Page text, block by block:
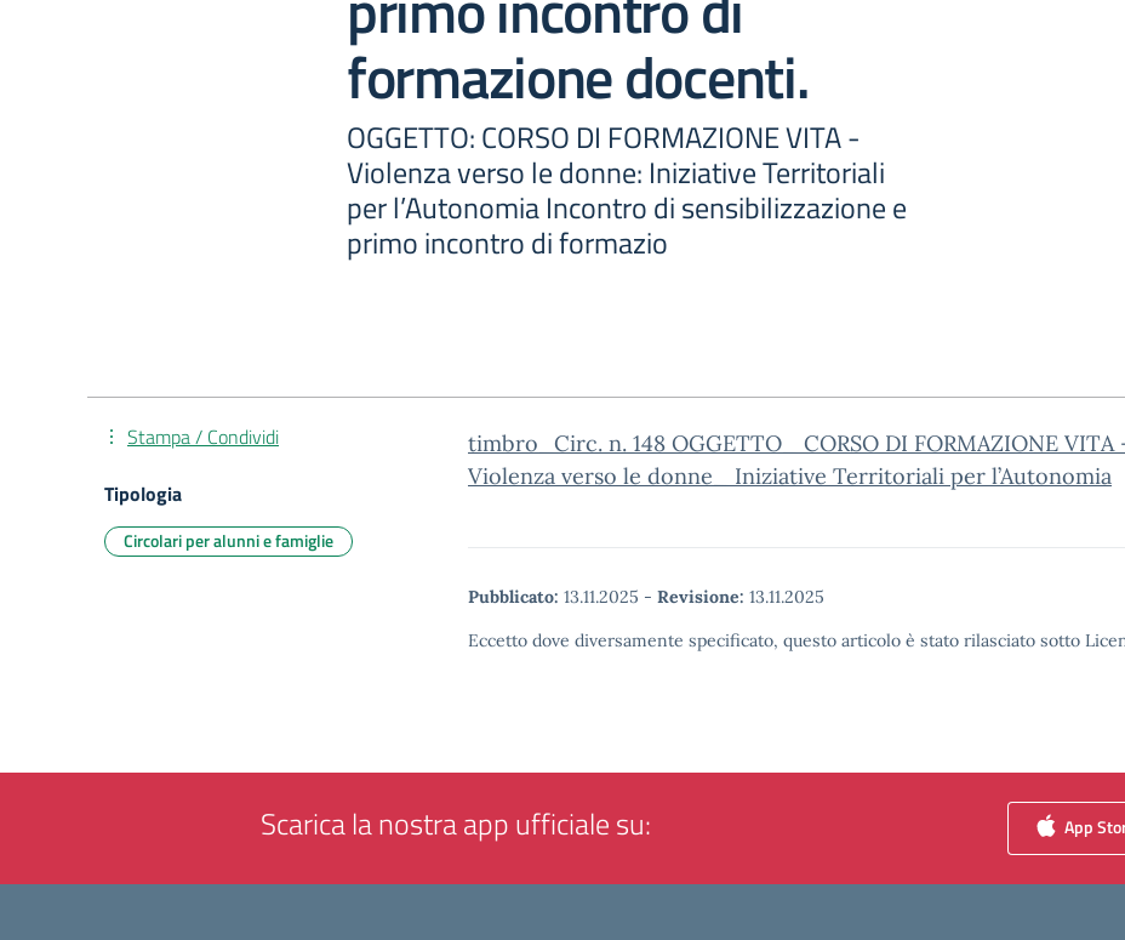
formazione docenti.
OGGETTO: CORSO DI FORMAZIONE VITA -
Violenza verso le donne: Iniziative Territoriali
per l’Autonomia Incontro di sensibilizzazione e
primo incontro di formazio
timbro_Circ. n. 148 OGGETTO_ CORSO DI FORMAZIONE VITA
Violenza verso le donne_ Iniziative Territoriali per l’Autonomia
Pubblicato: 13.11.2025 - Revisione: 13.11.2025
Eccetto dove diversamente specificato, questo articolo è stato rilasciato sotto
Stampa / Condividi
Tipologia
Circolari per alunni e famiglie
Scarica la nostra app ufficiale su: App